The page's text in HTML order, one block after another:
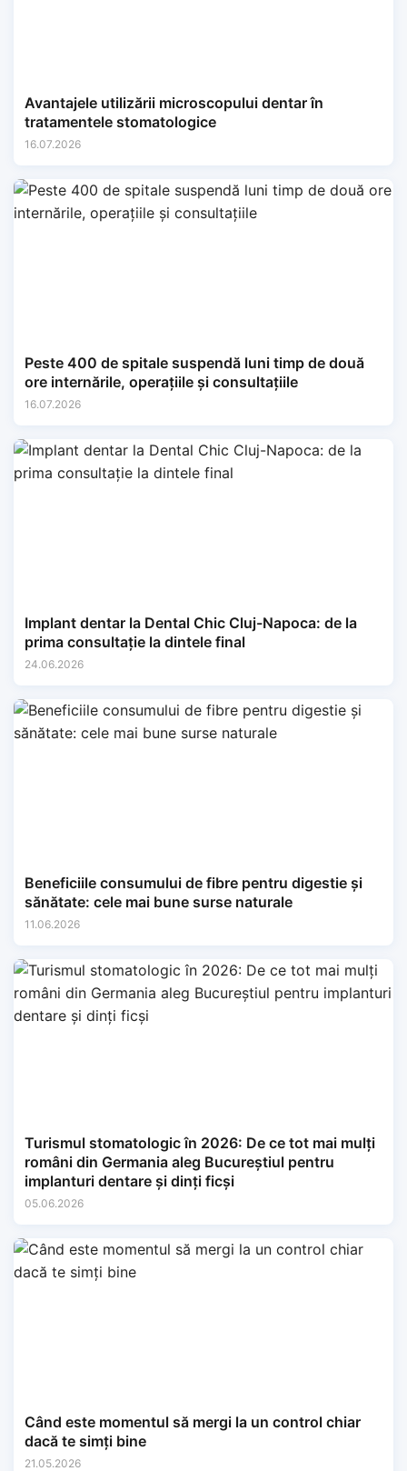
Avantajele utilizării microscopului dentar în
tratamentele stomatologice
16.07.2026
Peste 400 de spitale suspendă luni timp de două
ore internările, operațiile și consultațiile
16.07.2026
Implant dentar la Dental Chic Cluj-Napoca: de la
prima consultație la dintele final
24.06.2026
Beneficiile consumului de fibre pentru digestie și
sănătate: cele mai bune surse naturale
11.06.2026
Turismul stomatologic în 2026: De ce tot mai mulți
români din Germania aleg Bucureștiul pentru
implanturi dentare și dinți ficși
05.06.2026
Când este momentul să mergi la un control chiar
dacă te simți bine
21.05.2026